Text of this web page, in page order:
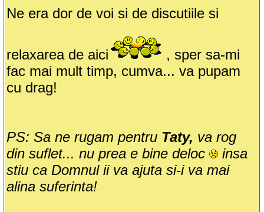
Ne era dor de voi si de discutiile si
relaxarea de aici
, sper sa-mi
fac mai mult timp, cumva... va pupam
cu drag!
PS: Sa ne rugam pentru Taty, va rog
din suflet... nu prea e bine deloc
insa
stiu ca Domnul ii va ajuta si-i va mai
alina suferinta!